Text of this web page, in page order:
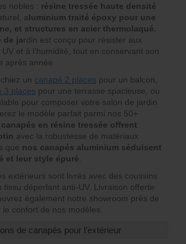
nobles : résine tressée haute densité
aluminium traité époxy pour une
et structures en acier thermolaqué.
de jardin est conçu pour résister aux
et à l’humidité, tout en conservant son
après année.
un canapé 2 places pour un balcon,
3 places pour une terrasse spacieuse, ou
pour composer votre salon de jardin
le modèle parfait parmi nos 50+
canapés en résine tressée offrent
avec la robustesse de matériaux
que nos canapés aluminium séduisent
et leur style épuré
extérieurs sont livrés avec des coussins
tissu déperlant anti-UV. Livraison offerte
également notre showroom près de
confort de nos modèles.
de canapés pour l’extérieur